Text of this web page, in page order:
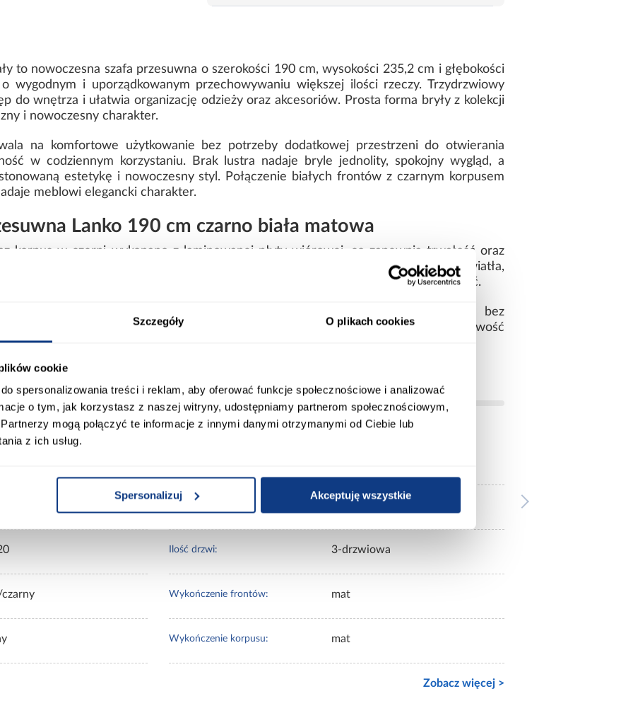
Szczegóły O plikach cookies
cookie
spersonalizowania treści i reklam, aby oferować funkcje społecznościowe i analizować
o tym, jak korzystasz z naszej witryny, udostępniamy partnerom społecznościowym,
mogą połączyć te informacje z innymi danymi otrzymanymi od Ciebie lub
z ich usług.
Spersonalizuj Akceptuję wszystkie
to nowoczesna szafa przesuwna o szerokości 190 cm, wysokości 235,2 cm i głębokości
wygodnym i uporządkowanym przechowywaniu większej ilości rzeczy. Trzydrzwiowy
do wnętrza i ułatwia organizację odzieży oraz akcesoriów. Prosta forma bryły z kolekcji
i nowoczesny charakter.
na komfortowe użytkowanie bez potrzeby dodatkowej przestrzeni do otwierania
w codziennym korzystaniu. Brak lustra nadaje bryle jednolity, spokojny wygląd, a
estetykę i nowoczesny styl. Połączenie białych frontów z czarnym korpusem
meblowi elegancki charakter.
Lanko 190 cm czarno biała matowa
korpus w czerni wykonano z laminowanej płyty wiórowej, co zapewnia trwałość oraz
Matowe powierzchnie nadają całości spójny wygląd i ograniczają refleksy światła,
Solidna konstrukcja o wadze 143,5 kg gwarantuje stabilność oraz długą żywotność.
nie posiada oświetlenia, dzięki czemu zachowuje prostą i funkcjonalną formę bez
układ wnętrza ułatwia organizację przechowywanych rzeczy, a możliwość
mebel do indywidualnych potrzeb i dostępnej przestrzeni.
Informacje o produkcie
czarny
bez lustra
Ilość drzwi: 3-drzwiowa
Wykończenie frontów: mat
Wykończenie korpusu: mat
Zobacz więcej >